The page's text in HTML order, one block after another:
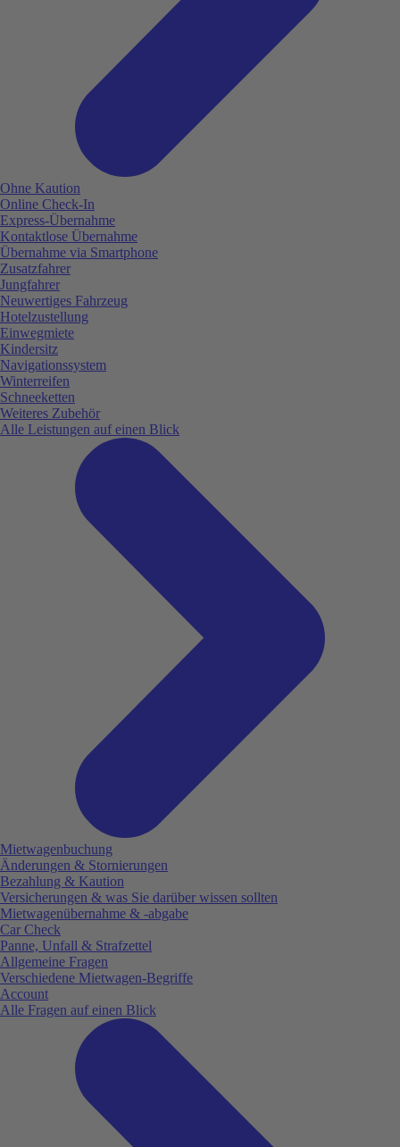
Ohne Kaution
Online Check-In
Express-Übernahme
Kontaktlose Übernahme
Übernahme via Smartphone
Zusatzfahrer
Jungfahrer
Neuwertiges Fahrzeug
Hotelzustellung
Einwegmiete
Kindersitz
Navigationssystem
Winterreifen
Schneeketten
Weiteres Zubehör
Alle Leistungen auf einen Blick
Mietwagenbuchung
Änderungen & Stornierungen
Bezahlung & Kaution
Versicherungen & was Sie darüber wissen sollten
Mietwagenübernahme & -abgabe
Car Check
Panne, Unfall & Strafzettel
Allgemeine Fragen
Verschiedene Mietwagen-Begriffe
Account
Alle Fragen auf einen Blick